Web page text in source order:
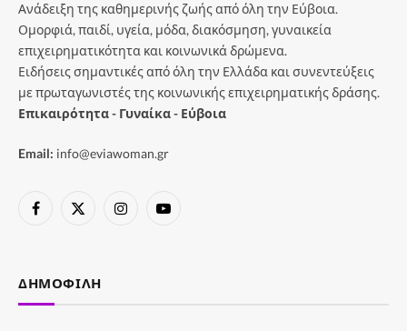
Ανάδειξη της καθημερινής ζωής από όλη την Εύβοια.
Ομορφιά, παιδί, υγεία, μόδα, διακόσμηση, γυναικεία
επιχειρηματικότητα και κοινωνικά δρώμενα.
Ειδήσεις σημαντικές από όλη την Ελλάδα και συνεντεύξεις
με πρωταγωνιστές της κοινωνικής επιχειρηματικής δράσης.
Επικαιρότητα - Γυναίκα - Εύβοια
Email: info@eviawoman.gr
Facebook
X
InstagramYouTube
ΔΗΜΟΦΙΛΉ